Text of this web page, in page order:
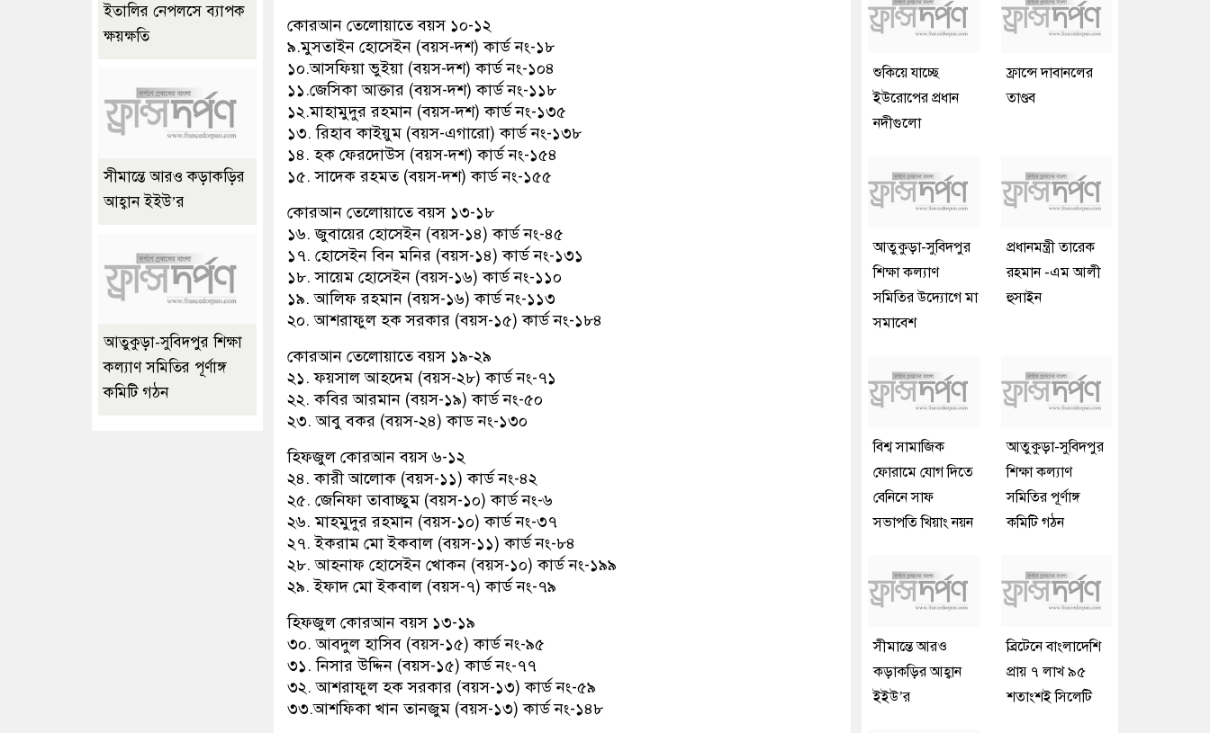
কোরআন তেলোয়াতে বয়স ১০-১২
৯.মুসতাইন হোসেইন (বয়স-দশ) কার্ড নং-১৮
১০.আসফিয়া ভুইয়া (বয়স-দশ) কার্ড নং-১০৪
১১.জেসিকা আক্তার (বয়স-দশ) কার্ড নং-১১৮
১২.মাহামুদুর রহমান (বয়স-দশ) কার্ড নং-১৩৫
১৩. রিহাব কাইয়ুম (বয়স-এগারো) কার্ড নং-১৩৮
১৪. হক ফেরদোউস (বয়স-দশ) কার্ড নং-১৫৪
১৫. সাদেক রহমত (বয়স-দশ) কার্ড নং-১৫৫
কোরআন তেলোয়াতে বয়স ১৩-১৮
১৬. জুবায়ের হোসেইন (বয়স-১৪) কার্ড নং-৪৫
১৭. হোসেইন বিন মনির (বয়স-১৪) কার্ড নং-১৩১
১৮. সায়েম হোসেইন (বয়স-১৬) কার্ড নং-১১০
১৯. আলিফ রহমান (বয়স-১৬) কার্ড নং-১১৩
২০. আশরাফুল হক সরকার (বয়স-১৫) কার্ড নং-১৮৪
কোরআন তেলোয়াতে বয়স ১৯-২৯
২১. ফয়সাল আহদেম (বয়স-২৮) কার্ড নং-৭১
২২. কবির আরমান (বয়স-১৯) কার্ড নং-৫০
২৩. আবু বকর (বয়স-২৪) কাড নং-১৩০
হিফজুল কোরআন বয়স ৬-১২
২৪. কারী আলোক (বয়স-১১) কার্ড নং-৪২
২৫. জেনিফা তাবাচ্ছুম (বয়স-১০) কার্ড নং-৬
২৬. মাহমুদুর রহমান (বয়স-১০) কার্ড নং-৩৭
২৭. ইকরাম মো ইকবাল (বয়স-১১) কার্ড নং-৮৪
২৮. আহনাফ হোসেইন খোকন (বয়স-১০) কার্ড নং-১৯৯
২৯. ইফাদ মো ইকবাল (বয়স-৭) কার্ড নং-৭৯
হিফজুল কোরআন বয়স ১৩-১৯
৩০. আবদুল হাসিব (বয়স-১৫) কার্ড নং-৯৫
৩১. নিসার উদ্দিন (বয়স-১৫) কার্ড নং-৭৭
৩২. আশরাফুল হক সরকার (বয়স-১৩) কার্ড নং-৫৯
৩৩.আশফিকা খান তানজুম (বয়স-১৩) কার্ড নং-১৪৮
ইতালির নেপলসে ব্যাপক
ক্ষয়ক্ষতি
সীমান্তে আরও কড়াকড়ির
আহ্বান ইইউ’র
আতুকুড়া-সুবিদপুর শিক্ষা
কল্যাণ সমিতির পূর্ণাঙ্গ
কমিটি গঠন
শুকিয়ে যাচ্ছে
ইউরোপের প্রধান
নদীগুলো
ফ্রান্সে দাবানলের
তাণ্ডব
আতুকুড়া-সুবিদপুর
শিক্ষা কল্যাণ
সমিতির উদ্যোগে মা
সমাবেশ
প্রধানমন্ত্রী তারেক
রহমান -এম আলী
হুসাইন
বিশ্ব সামাজিক
ফোরামে যোগ দিতে
বেনিনে সাফ
সভাপতি খিয়াং নয়ন
আতুকুড়া-সুবিদপুর
শিক্ষা কল্যাণ
সমিতির পূর্ণাঙ্গ
কমিটি গঠন
সীমান্তে আরও
কড়াকড়ির আহ্বান
ইইউ’র
ব্রিটেনে বাংলাদেশি
প্রায় ৭ লাখ ৯৫
শতাংশই সিলেটি